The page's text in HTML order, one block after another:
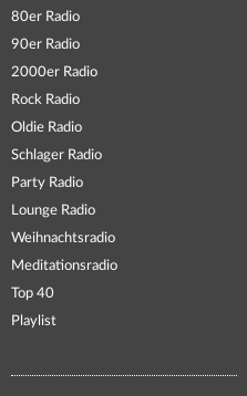
80er Radio
90er Radio
2000er Radio
Rock Radio
Oldie Radio
Schlager Radio
Party Radio
Lounge Radio
Weihnachtsradio
Meditationsradio
Top 40
Playlist